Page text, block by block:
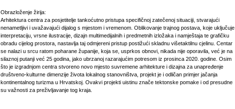
Obrazloženje žirija:
Arhitektura centra za posjetitelje tankoćutno pristupa specifičnoj zatečenoj situaciji, stvarajući
nenametljivi i uvažavajući dijalog s mjestom i vremenom. Oblikovanje trajnog postava, koje uključuje
interpretaciju, vrsne ilustracije, dizajn multimedijalnih i predmetnih izložaka i namještaja te grafičku
obradu cijelog prostora, nastavlja taj odmjereni pristup postižući skladnu višetaktilnu cjelinu. Centar
se nalazi u srcu ratom poharane županije, koja se, usprkos obnovi, nikada nije oporavila, već je na
silaznoj putanji već 25 godina, jako ubrzanoj razarajućim potresom iz prosinca 2020. godine. Osim
što je izgradnjom centra stvoreno novo mjesto suvremene arhitekture i dizajna za unapređenje
društveno-kulturne dimenzije života lokalnog stanovništva, projekt je i odličan primjer jačanja
kontinentalnog turizma u Hrvatskoj. Ovakvi projekti uistinu znače tektonske pomake i od presudne
su važnosti za preživljavanje tog kraja.